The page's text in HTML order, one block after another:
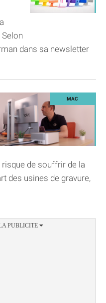
dans sa newsletter
de souffrir de la
des usines de gravure,